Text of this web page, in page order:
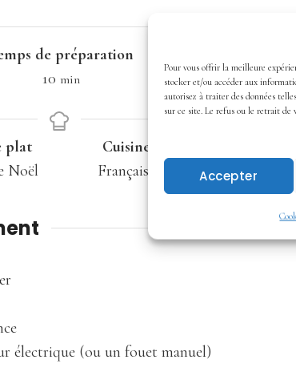
Pour vous offrir la meilleure
stocker et/ou accéder aux
autorisez à traiter des données
sur ce site. Le refus ou le retrait
Accepter
de préparation
10minutes
min
plat
Noël
Cuisine
Française
–
électrique (ou un fouet manuel)